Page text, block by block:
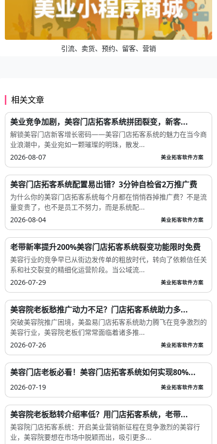
引流、卖货、预约、留客、营销
相关文章
美业竞争加剧，美容门店拓客系统拼团裂变，新客...
解锁美容门店新客增长密码——美容门店拓客系统的魅力在当今商
业浪潮中，美业宛如一颗璀璨的明珠，散发...
2026-08-07
美业拓客软件方案
美容门店拓客系统配置易出错？3分钟自检省2万推广费
为什么你的美容门店拓客系统每个月都在悄悄吞掉推广费？不是流
量变贵了，也不是员工不努力，而是系统配...
2026-08-04
美业拓客软件方案
老带新率提升200%美容门店拓客系统裂变功能限时免费
美容行业的竞争早已从街边发传单的粗放时代，转向了依赖信任关
系和社交裂变的精细化运营阶段。当公域流...
2026-07-29
美业拓客软件方案
美容院老板愁推广动力不足？门店拓客系统助力多...
突破美容院推广困境，美盈易门店拓客系统助力腾飞在竞争激烈的
美容行业，美容院老板们常常面临着诸多推...
2026-07-26
美业拓客软件方案
美容门店老板必看！美容门店拓客系统如何实现80%...
2026-07-19 美业拓客软件方案
美容院老板愁转介绍率低？用门店拓客系统，老带...
美容院门店拓客系统：开启美业营销新征程在竞争激烈的美容行
业，美容院要想在市场中脱颖而出，吸引更多...